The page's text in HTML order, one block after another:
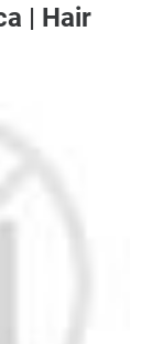
| Hair